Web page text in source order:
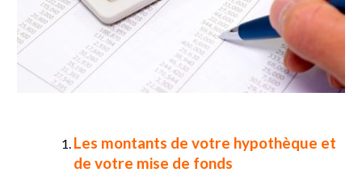
Les montants de votre hypothèque et
de votre mise de fonds